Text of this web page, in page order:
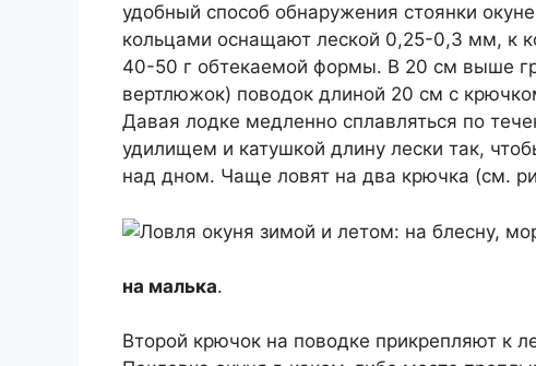
удобный способ обнаружения стоянки
кольцами оснащают леской 0,25-0,3 мм, к
40-50 г обтекаемой формы. В 20 см выше
вертлюжок) поводок длиной 20 см с
Давая лодке медленно сплавляться по
удилищем и катушкой длину лески так,
над дном. Чаще ловят на два крючка (см.
на малька.
Второй крючок на поводке прикрепляют к